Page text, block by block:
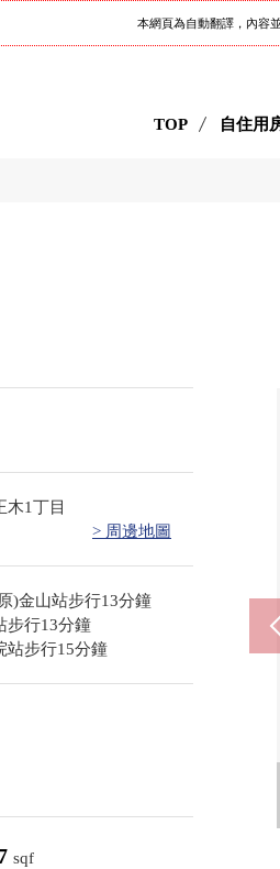
本網頁為自動翻譯，內容
TOP 自住用
木1丁目
> 周邊地圖
)金山站步行13分鐘
步行13分鐘
站步行15分鐘
sqf